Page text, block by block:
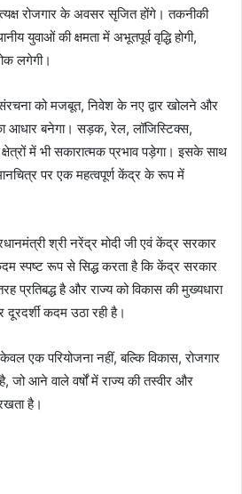
रोजगार के अवसर सृजित होंगे। तकनीकी
युवाओं की क्षमता में अभूतपूर्व वृद्धि होगी,
लगेगी।
संरचना को मजबूत, निवेश के नए द्वार खोलने और
आधार बनेगा। सड़क, रेल, लॉजिस्टिक्स,
में भी सकारात्मक प्रभाव पड़ेगा। इसके साथ
पर एक महत्वपूर्ण केंद्र के रूप में
श्री नरेंद्र मोदी जी एवं केंद्र सरकार
स्पष्ट रूप से सिद्ध करता है कि केंद्र सरकार
प्रतिबद्ध है और राज्य को विकास की मुख्यधारा
कदम उठा रही है।
एक परियोजना नहीं, बल्कि विकास, रोजगार
जो आने वाले वर्षों में राज्य की तस्वीर और
है।